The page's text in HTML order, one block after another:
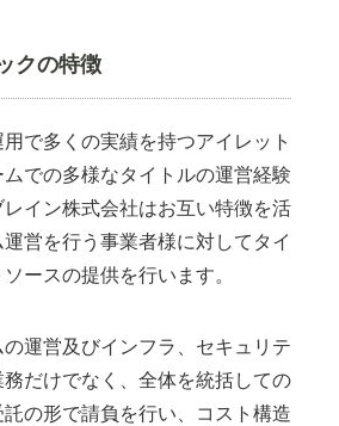
クの特徴
で多くの実績を持つアイレット
での多様なタイトルの運営経験
イン株式会社はお互い特徴を活
営を行う事業者様に対してタイ
ースの提供を行います。
運営及びインフラ、セキュリテ
だけでなく、全体を統括しての
の形で請負を行い、コスト構造